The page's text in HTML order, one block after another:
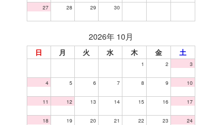
27 28 29 30
2026年 10月
日 月 火 水 木 金 土
1 2 3
4 5 6 7 8 9 10
11 12 13 14 15 16 17
18 19 20 21 22 23 24